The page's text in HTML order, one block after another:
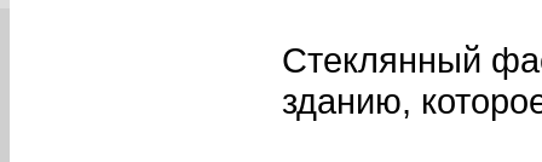
Стеклянный
зданию,